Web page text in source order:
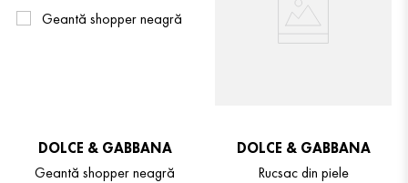
DOLCE & GABBANA
Geantă shopper neagră
DOLCE & GABBANA
Rucsac din piele